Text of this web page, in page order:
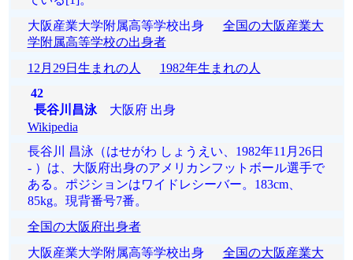
大阪産業大学附属高等学校出身 全国の大阪産業大
学附属高等学校の出身者
12月29日生まれの人
1982年生まれの人
42
長谷川昌泳大阪府 出身
Wikipedia
長谷川 昌泳（はせがわ しょうえい、1982年11月26日
- ）は、大阪府出身のアメリカンフットボール選手で
ある。ポジションはワイドレシーバー。183cm、
85kg。現背番号7番。
全国の大阪府出身者
大阪産業大学附属高等学校出身 全国の大阪産業大